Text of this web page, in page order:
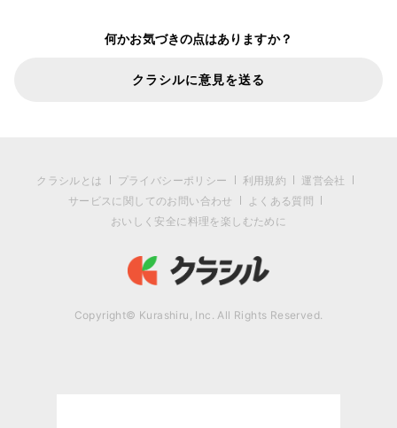
何かお気づきの点はありますか？
クラシルに意見を送る
クラシルとは プライバシーポリシー 利用規約
運営会社
サービスに関してのお問い合わせ
よくある質問
おいしく安全に料理を楽しむために
Copyright© Kurashiru, Inc. All Rights Reserved.